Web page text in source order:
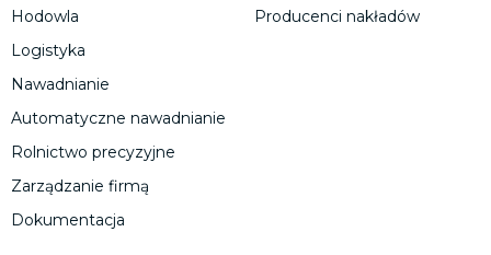
Hodowla
Logistyka
Nawadnianie
Automatyczne nawadnianie
Rolnictwo precyzyjne
Zarządzanie firmą
Dokumentacja
Producenci nakładów